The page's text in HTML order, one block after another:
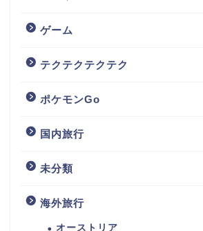
ゲーム
テクテクテクテク
ポケモンGo
国内旅行
未分類
海外旅行
オーストリア